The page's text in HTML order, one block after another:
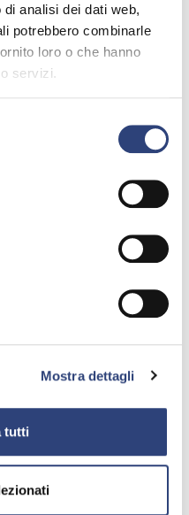
analisi dei dati web,
potrebbero combinarle
loro o che hanno
servizi.
Mostra dettagli
tutti
vantaggi
svolge le funzioni di